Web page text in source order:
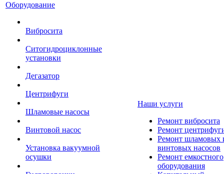
Оборудование
Вибросита
Ситогидроциклонные
установки
Дегазатор
Центрифуги
Шламовые насосы
Винтовой насос
Установка вакуумной
осушки
Наши услуги
Ремонт вибросита
Ремонт
Ремонт шламовых
винтовых насосов
Ремонт емкостного
оборудования